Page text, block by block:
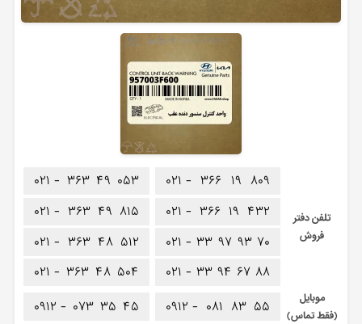
تلفن دفتر
فروش
۰۲۱ - ۳۶۶ ۱۹ ۸۰۹
۰۲۱ - ۳۶۶ ۱۹ ۴۳۲
۰۲۱ - ۳۳ ۹۷ ۹۳ ۷۰
۰۲۱ - ۳۳ ۹۴ ۶۷ ۸۸
۰۲۱ - ۳۶۳ ۴۹ ۰۵۳
۰۲۱ - ۳۶۳ ۴۹ ۸۱۵
۰۲۱ - ۳۶۳ ۴۸ ۵۱۲
۰۲۱ - ۳۶۳ ۴۸ ۵۰۴
موبایل
(فقط تماس)
۰۹۱۲ - ۰۸۱ ۸۳ ۵۵ ۰۹۱۲ - ۰۷۳ ۳۵ ۴۵